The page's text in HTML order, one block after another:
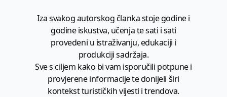
Iza svakog autorskog članka stoje godine i
godine iskustva, učenja te sati i sati
provedeni u istraživanju, edukaciji i
produkciji sadržaja.
Sve s ciljem kako bi vam isporučili potpune i
provjerene informacije te donijeli širi
kontekst turističkih vijesti i trendova.